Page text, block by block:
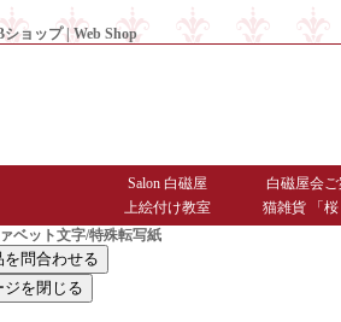
ョップ | Web Shop
Salon 白磁屋
白磁屋会
上絵付け教室
猫雑貨 「
ベット文字/特殊転写紙